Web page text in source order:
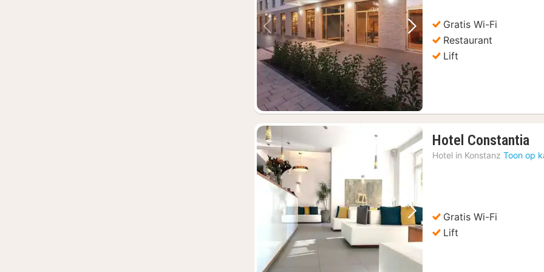
Vorige foto Volgende foto
Gratis Wi-Fi
Restaurant
Lift
Vorige foto Volgende foto
Hotel Constantia
Hotel in Konstanz Toon op
Gratis Wi-Fi
Lift